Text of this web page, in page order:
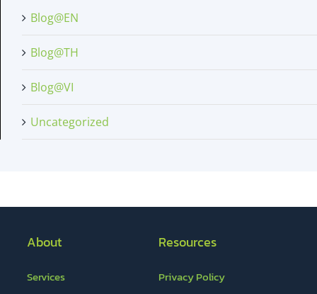
Blog@EN
Blog@TH
Blog@VI
Uncategorized
About
Services
Resources
Privacy Policy